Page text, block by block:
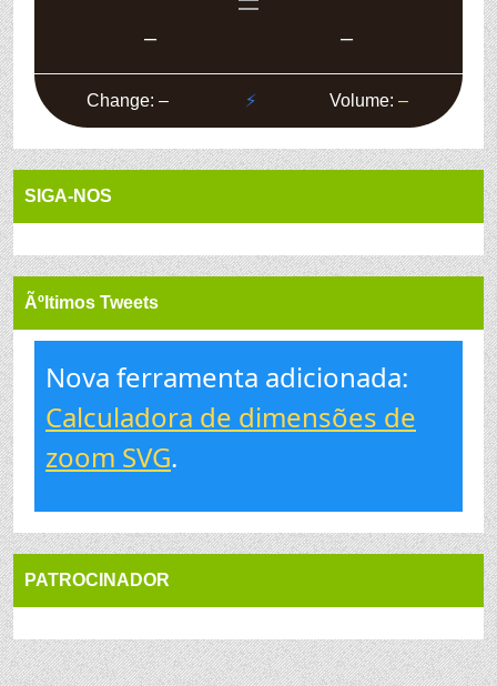
SIGA-NOS
Ãºltimos Tweets
Nova ferramenta adicionada:
Calculadora de dimensões de
zoom SVG.
PATROCINADOR